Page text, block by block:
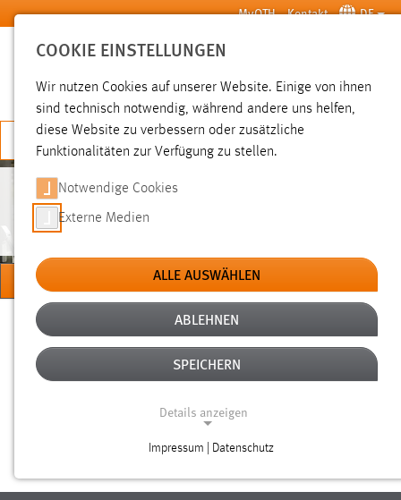
Zum Hauptinhalt springen MyOTH Kontakt DE
SUCHE
JETZT BEWERBEN
ALUMNI
MENÜ
Sie sind hier:
Studium Nach dem Studium Alumni
Fehler - Der Link konnte nicht verarbeitet werden.
COOKIE EINSTELLUNGEN
Wir nutzen Cookies auf unserer Website. Einige von ihnen
sind technisch notwendig, während andere uns helfen,
diese Website zu verbessern oder zusätzliche
Funktionalitäten zur Verfügung zu stellen.
Notwendige Cookies
Externe Medien
ALLE AUSWÄHLEN
ABLEHNEN
SPEICHERN
Details anzeigen
Notwendige Cookies ermöglichen grundlegende
Impressum | Datenschutz